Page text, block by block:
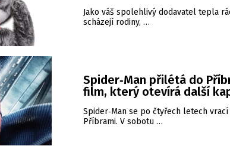
Jako váš spolehlivý dodavatel tepla
scházejí rodiny, …
Spider‑Man přilétá do
film, který otevírá další
Spider‑Man se po čtyřech letech
Příbrami. V sobotu …